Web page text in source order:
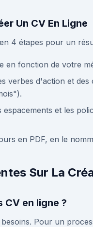
Un CV En Ligne
4 étapes pour un
en fonction de votre
verbes d'action et
espacements et les
en PDF, en le
Sur La
CV en ligne ?
Pour un